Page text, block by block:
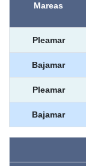
Mareas
Pleamar
Bajamar
Pleamar
Bajamar